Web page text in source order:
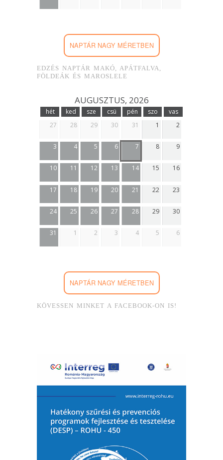
NAPTÁR NAGY MÉRETBEN
EDZÉS NAPTÁR MAKÓ, APÁTFALVA,
FÖLDEÁK ÉS MAROSLELE
AUGUSZTUS, 2026
hét ked sze csü pén szo
vas
27
28 29 30 31 1 2
3 4 5 6 7 8 9
10 11 12 13 14 15 16
17 18 19 20 21 22 23
24 25 26 27 28 29 30
31 1 2 3 4 5 6
NAPTÁR NAGY MÉRETBEN
KÖVESSEN MINKET A FACEBOOK-ON IS!